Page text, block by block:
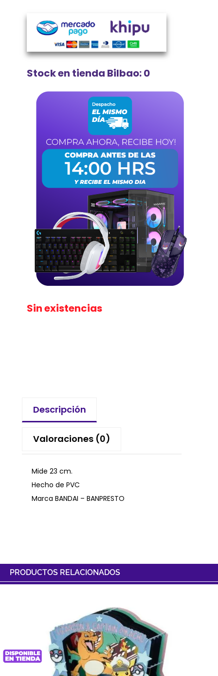
Stock en tienda Bilbao: 0
Sin existencias
Descripción
Valoraciones (0)
Mide 23 cm.
Hecho de PVC
Marca BANDAI – BANPRESTO
PRODUCTOS RELACIONADOS